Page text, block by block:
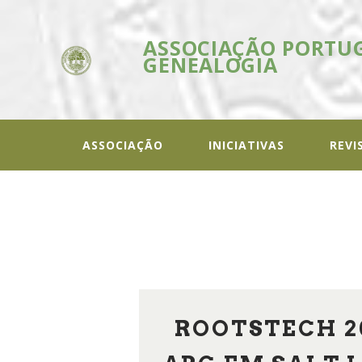
ASSOCIAÇÃO
GENEALOGIA
ASSOCIAÇÃO INICIATIVAS
ROOTSTECH